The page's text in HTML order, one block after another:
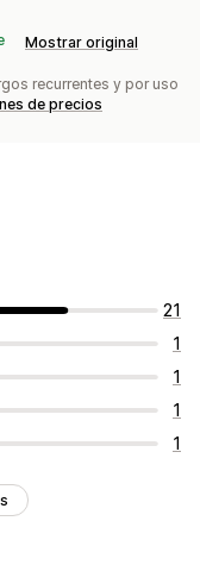
Mostrar original
recurrentes y por uso
de precios
21
1
1
1
1